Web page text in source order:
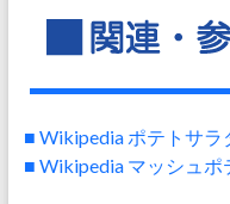
■ Wikipedia ポテトサラ
■ Wikipedia マッシュポ